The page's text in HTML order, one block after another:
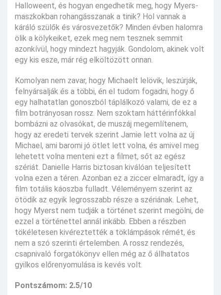
Halloweent, és hogyan engedhetik meg, hogy Myers-
maszkokban rohangásszanak a tinik? Hol vannak a
káráló szülők és városvezetők? Minden évben halomra
ölik a kölykeiket, ezek meg nem tesznek semmit
azonkívül, hogy mindezt hagyják. Gondolom, akinek volt
egy kis esze, már rég elköltözött onnan.
Komolyan nem zavar, hogy Michaelt lelövik, leszúrják,
felnyársalják és a többi, én el tudom fogadni, hogy ő
egy halhatatlan gonoszból táplálkozó valami, de ez a
film botrányosan rossz. Nem szoktam háttérinfókkal
bombázni az olvasókat, de muszáj megemlítenem,
hogy az eredeti tervek szerint Jamie lett volna az új
Michael, ami baromi jó ötlet lett volna, és amivel meg
lehetett volna menteni ezt a filmet, sőt az egész
szériát. Danielle Harris biztosan kiválóan teljesített
volna ezen a téren. Azonban ez a ziccer elmaradt, így a
film totális káoszba fulladt. Véleményem szerint az
ötödik az egyik legrosszabb része a szériának. Lehet,
hogy Myerst nem tudják a történet szerint megölni, de
ezzel a történettel annál inkább. Ebben a részben
tökéletesen kivéreztették a töklámpások rémét, és
nem a szó szerinti értelemben. A rossz rendezés,
csapnivaló forgatókönyv ellen még az ő állhatatos
gyilkos előrenyomulása is kevés volt.
Pontszámom: 2.5/10